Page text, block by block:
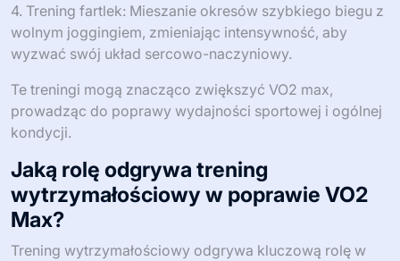
4. Trening fartlek: Mieszanie okresów szybkiego biegu z
wolnym joggingiem, zmieniając intensywność, aby
wyzwać swój układ sercowo-naczyniowy.
Te treningi mogą znacząco zwiększyć VO2 max,
prowadząc do poprawy wydajności sportowej i ogólnej
kondycji.
Jaką rolę odgrywa trening
wytrzymałościowy w poprawie VO2
Max?
Trening wytrzymałościowy odgrywa kluczową rolę w